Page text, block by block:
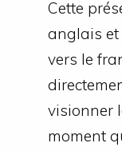
Cette
anglais
vers le
visionner
moment